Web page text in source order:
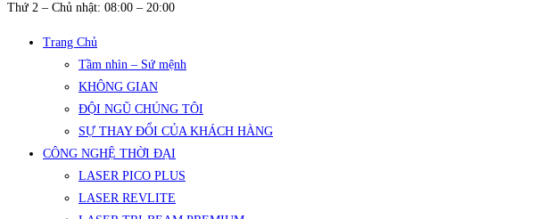
Thứ 2 – Chủ nhật: 08:00 – 20:00
Trang Chủ
Tầm nhìn – Sứ mệnh
KHÔNG GIAN
ĐỘI NGŨ CHÚNG TÔI
SỰ THAY ĐỔI CỦA KHÁCH HÀNG
CÔNG NGHỆ THỜI ĐẠI
LASER PICO PLUS
LASER REVLITE